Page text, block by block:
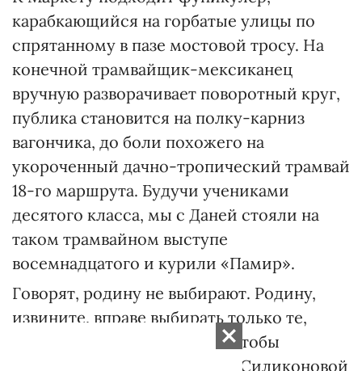
карабкающийся на горбатые улицы по
спрятанному в пазе мостовой тросу. На
конечной трамвайщик-мексиканец
вручную разворачивает поворотный круг,
публика становится на полку-карниз
вагончика, до боли похожего на
укороченный дачно-тропический трамвай
18-го маршрута. Будучи учениками
десятого класса, мы с Даней стояли на
таком трамвайном выступе
восемнадцатого и курили «Памир».
Говорят, родину не выбирают. Ро­дину,
извините, вправе выбирать только те,
кому есть что предложить. Чтобы
заслужить почетное место в Сили­коновой